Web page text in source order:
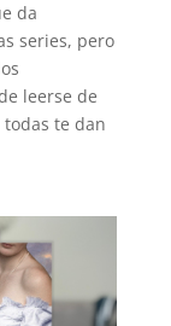
da
series, pero
leerse de
te dan